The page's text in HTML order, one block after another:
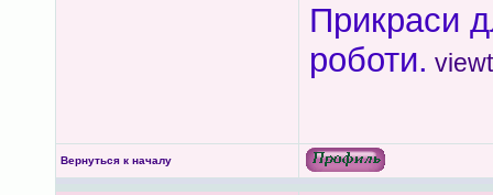
Прикраси
роботи.
Вернуться к началу